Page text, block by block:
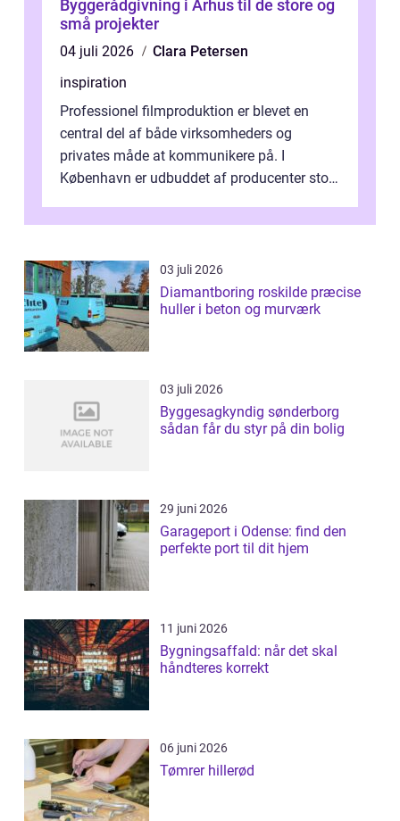
Byggerådgivning i Århus til de store og
små projekter
04 juli 2026
Clara Petersen
inspiration
Professionel filmproduktion er blevet en
central del af både virksomheders og
privates måde at kommunikere på. I
København er udbuddet af producenter stort,
inti...
03 juli 2026
Diamantboring roskilde præcise
huller i beton og murværk
03 juli 2026
Byggesagkyndig sønderborg
sådan får du styr på din bolig
29 juni 2026
Garageport i Odense: find den
perfekte port til dit hjem
11 juni 2026
Bygningsaffald: når det skal
håndteres korrekt
06 juni 2026
Tømrer hillerød